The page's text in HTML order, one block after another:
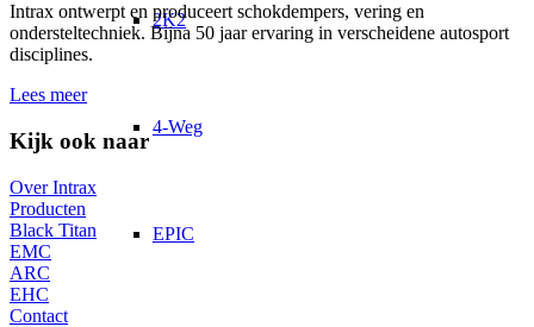
2K2
4-Weg
EPIC
Intrax ontwerpt en produceert schokdempers, vering en
ondersteltechniek. Bijna 50 jaar ervaring in verscheidene autosport
disciplines.
Lees meer
Kijk ook naar
Over Intrax
Producten
Black Titan
EMC
ARC
EHC
Contact